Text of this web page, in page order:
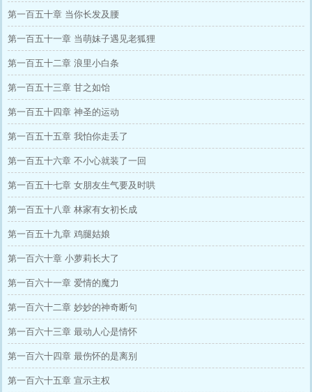
第一百五十章 当你长发及腰
第一百五十一章 当萌妹子遇见老狐狸
第一百五十二章 浪里小白条
第一百五十三章 甘之如饴
第一百五十四章 神圣的运动
第一百五十五章 我怕你走丢了
第一百五十六章 不小心就装了一回
第一百五十七章 女朋友生气要及时哄
第一百五十八章 林家有女初长成
第一百五十九章 鸡腿姑娘
第一百六十章 小萝莉长大了
第一百六十一章 爱情的魔力
第一百六十二章 妙妙的神奇断句
第一百六十三章 最动人心是情怀
第一百六十四章 最伤怀的是离别
第一百六十五章 宣示主权